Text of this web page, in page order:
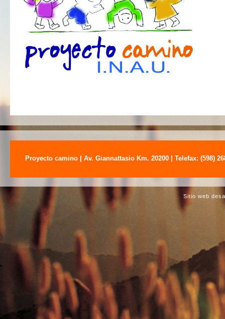
Proyecto camino | Av. Giannattasio Km. 20200 | Telefax: (598)
Sitio web